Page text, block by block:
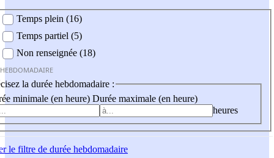
Temps plein (16)
Temps partiel (5)
Non renseignée (18)
la durée hebdomadaire :
minimale (en heure) Durée maximale (en heure)
heures
le filtre de durée hebdomadaire